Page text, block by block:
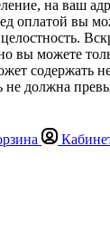
на ваш
оплатой вы
вы можете
содержать
не должна